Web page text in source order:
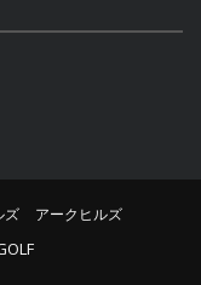
ズ アークヒルズ